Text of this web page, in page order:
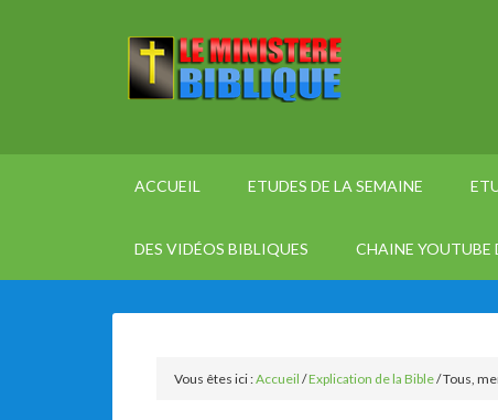
ACCUEIL ETUDES DE LA SEMAINE
DES VIDÉOS BIBLIQUES CHAINE YOUTUBE
Vous êtes ici :Accueil /Explication de la Bible/Tous,